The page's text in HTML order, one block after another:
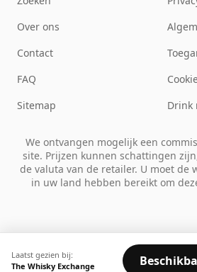
Laatst gezien bij:
The Whisky Exchange
Over ons
Contact
FAQ
Sitemap
Drink
We ontvangen mogelijk een
site. Prijzen kunnen schattingen
de valuta van de retailer. U moet de
in uw land hebben bereikt om